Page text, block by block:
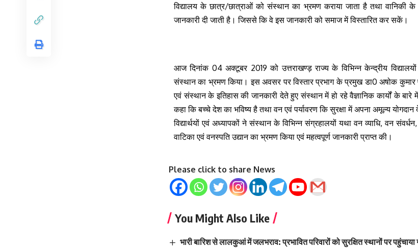
विद्यालय के छात्र/छात्राओं को संस्थान का भ्रमण कराया जाता है तथा वानिकी के
जानकारी दी जाती है। जिससे कि वे इस जानकारी को समाज में विस्तारित कर सकें।
आज दिनांक 04 अक्टूबर 2019 को उत्तराखण्ड़ राज्य के विभिन्न केन्द्रीय
संस्थान का भ्रमण किया। इस अवसर पर विस्तार प्रभाग के प्रमुख डा0 अषोक कुमार
एवं संस्थान के इतिहास की जानकारी देते हुए संस्थान में हो रहे वैज्ञानिक कार्यों के बारे
कहा कि बच्चे देश का भविष्य है तथा वन एवं पर्यावरण कि सुरक्षा में अपना अमूल्य
विद्यार्थयों एवं अध्यापकों ने संस्थान के विभिन्न संग्रहालयों यथा वन व्याधि, वन
वाटिका एवं वनस्पति उद्यान का भ्रमण किया एवं महत्वपूर्ण जानकारी प्राप्त की।
Please click to share News
You Might Also Like
भारी बारिश से लालकुआं में जलभराव: प्रभावित परिवारों को सुरक्षित स्थानों पर पहुंचाया